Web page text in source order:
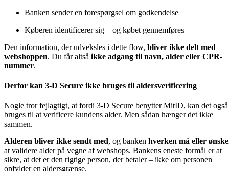
Banken sender en forespørgsel om godkendelse
Køberen identificerer sig – og købet gennemføres
Den information, der udveksles i dette flow, bliver ikke delt med
webshoppen. Du får altså ikke adgang til navn, alder eller CPR-
nummer.
Derfor kan 3-D Secure ikke bruges til aldersverificering
Nogle tror fejlagtigt, at fordi 3-D Secure benytter MitID, kan det også
bruges til at verificere kundens alder. Men sådan hænger det ikke
sammen.
Alderen bliver ikke sendt med, og banken hverken må eller
at validere alder på vegne af webshops. Bankens eneste formål er at
sikre, at det er den rigtige person, der betaler – ikke om personen
opfylder en aldersgrænse.